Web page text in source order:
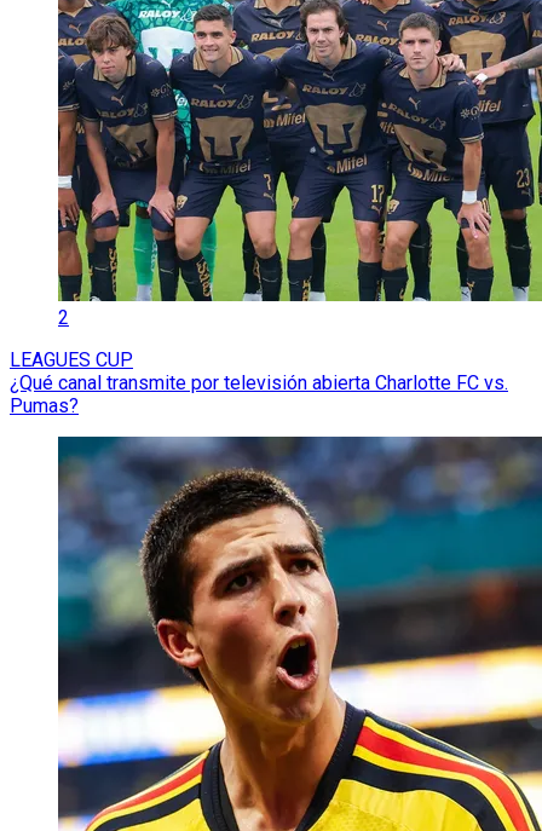
2
LEAGUES CUP
¿Qué canal transmite por televisión abierta Charlotte FC vs.
Pumas?